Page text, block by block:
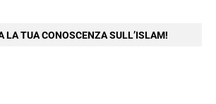
LA TUA CONOSCENZA SULL’ISLAM!